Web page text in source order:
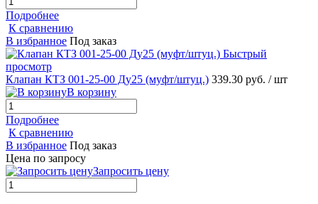
Подробнее
К сравнению
В избранное Под заказ
Быстрый
просмотр
Клапан КТЗ 001-25-00 Ду25 (муфт/штуц.) 339.30 руб. / шт
В корзину
Подробнее
К сравнению
В избранное Под заказ
Цена по запросу
Запросить цену